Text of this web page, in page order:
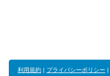
利用規約 | プライバシーポリシー |